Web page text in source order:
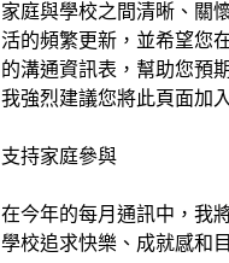
家庭與學校之間清晰、關
活的頻繁更新，並希望您
的溝通資訊表，幫助您預
我強烈建議您將此頁面加
支持家庭參與
在今年的每月通訊中，我
學校追求快樂、成就感和